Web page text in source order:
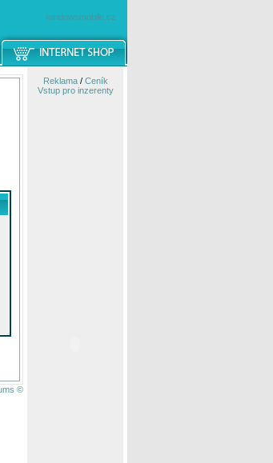
windowsmobile.cz
©
Reklama/ Ceník
Vstup pro inzerenty